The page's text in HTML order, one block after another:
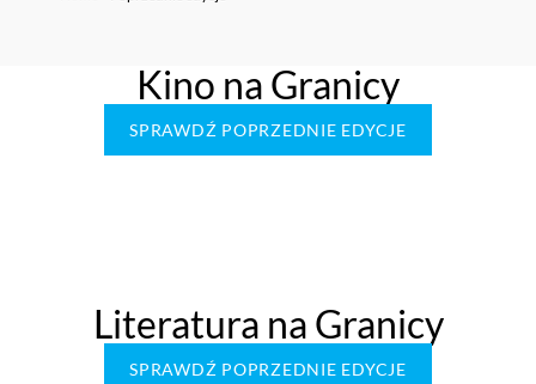
Kino na Granicy
SPRAWDŹ POPRZEDNIE EDYCJE
Literatura na Granicy
SPRAWDŹ POPRZEDNIE EDYCJE